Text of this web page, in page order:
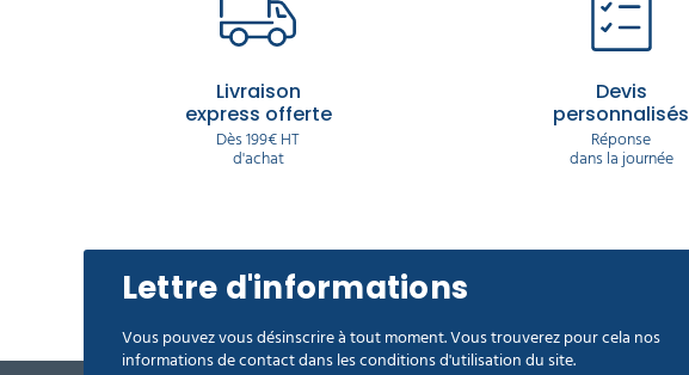
Livraison
express offerte
Dès 199€ HT
d'achat
Devis
personnalisés
Réponse
dans la journée
Lettre d'informations
Vous pouvez vous désinscrire à tout moment. Vous trouverez pour cela nos
informations de contact dans les conditions d'utilisation du site.